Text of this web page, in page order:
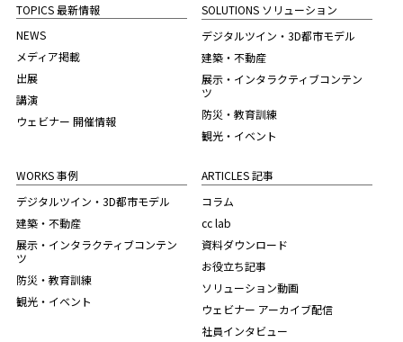
TOPICS 最新情報
NEWS
メディア掲載
出展
講演
ウェビナー 開催情報
WORKS 事例
デジタルツイン・3D都市モデル
建築・不動産
展示・インタラクティブコンテン
ツ
防災・教育訓練
観光・イベント
SOLUTIONS ソリューション
デジタルツイン・3D都市モデル
建築・不動産
展示・インタラクティブコンテン
ツ
防災・教育訓練
観光・イベント
ARTICLES 記事
コラム
cc lab
資料ダウンロード
お役立ち記事
ソリューション動画
ウェビナー アーカイブ配信
社員インタビュー